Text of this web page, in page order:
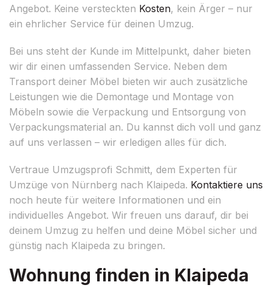
Angebot. Keine versteckten Kosten, kein Ärger – nur
ein ehrlicher Service für deinen Umzug.
Bei uns steht der Kunde im Mittelpunkt, daher bieten
wir dir einen umfassenden Service. Neben dem
Transport deiner Möbel bieten wir auch zusätzliche
Leistungen wie die Demontage und Montage von
Möbeln sowie die Verpackung und Entsorgung von
Verpackungsmaterial an. Du kannst dich voll und ganz
auf uns verlassen – wir erledigen alles für dich.
Vertraue Umzugsprofi Schmitt, dem Experten für
Umzüge von Nürnberg nach Klaipeda. Kontaktiere uns
noch heute für weitere Informationen und ein
individuelles Angebot. Wir freuen uns darauf, dir bei
deinem Umzug zu helfen und deine Möbel sicher und
günstig nach Klaipeda zu bringen.
Wohnung finden in Klaipeda